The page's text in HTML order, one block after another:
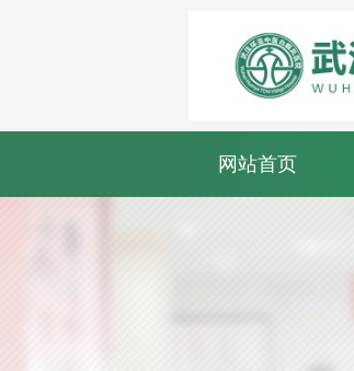
网站首页